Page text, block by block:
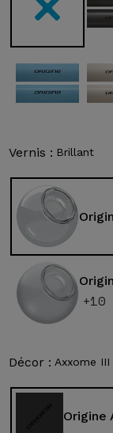
Vernis : Brillant
+10
Décor : Axxome
Origine